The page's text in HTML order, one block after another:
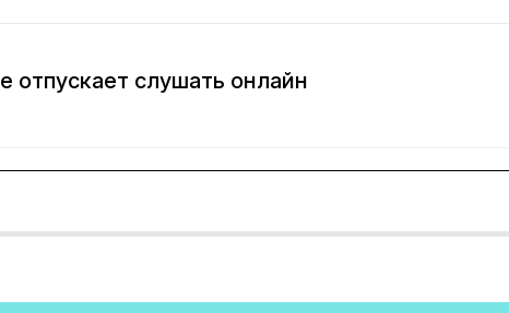
это ерунда. Случайная слабость. Я прекращу, клянусь.
В глазах вспыхнула злость — такая, какой я в нём
отпускает слушать онлайн